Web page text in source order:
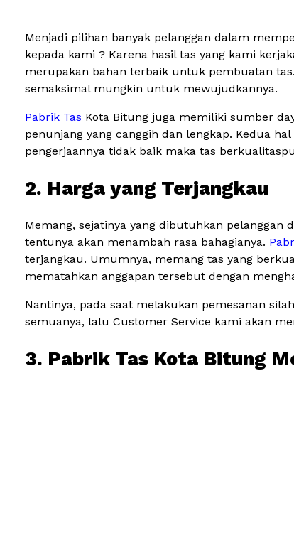
Menjadi pilihan banyak pelanggan dalam
kepada kami ? Karena hasil tas yang kami
merupakan bahan terbaik untuk pembuatan
semaksimal mungkin untuk mewujudkannya.
Pabrik Tas Kota Bitung juga memiliki sumber
penunjang yang canggih dan lengkap. Kedua
pengerjaannya tidak baik maka tas
2. Harga yang Terjangkau
Memang, sejatinya yang dibutuhkan pelanggan
tentunya akan menambah rasa bahagianya.
terjangkau. Umumnya, memang tas yang
mematahkan anggapan tersebut dengan
Nantinya, pada saat melakukan pemesanan
semuanya, lalu Customer Service kami akan
3. Pabrik Tas Kota Bitung